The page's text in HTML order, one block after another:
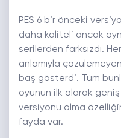
PES 6 bir önceki
daha kaliteli ancak
serilerden farksızdı.
anlamıyla
baş gösterdi. Tüm
oyunun ilk olarak
versiyonu olma
fayda var.